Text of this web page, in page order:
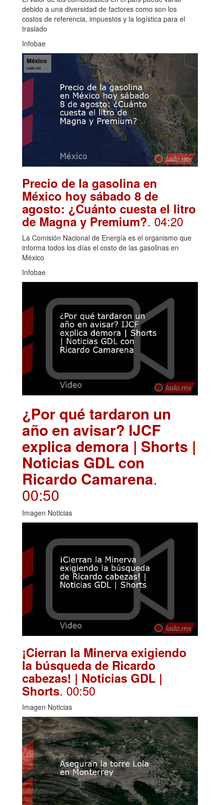
debido a una diversidad de factores como son los
costos de referencia, impuestos y la logística para el
traslado
Infobae
Precio de la gasolina en
México hoy sábado 8 de
agosto: ¿Cuánto cuesta el litro
de Magna y Premium?. 04:20
La Comisión Nacional de Energía es el organismo que
informa todos los días el costo de las gasolinas en
México
Infobae
¿Por qué tardaron un
año en avisar? IJCF
explica demora | Shorts |
Noticias GDL con
Ricardo Camarena.
00:50
Imagen Noticias
¡Cierran la Minerva exigiendo
la búsqueda de Ricardo
cabezas! | Noticias GDL |
Shorts. 00:50
Imagen Noticias